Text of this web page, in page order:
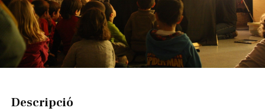
Descripció